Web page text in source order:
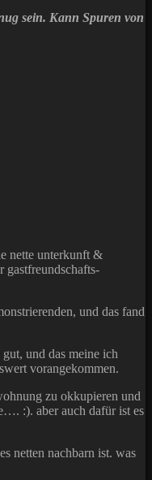
sein. Kann Spuren von
nette unterkunft &
gastfreundschafts-
und das fand
und das meine ich
vorangekommen.
zu okkupieren und
:). aber auch dafür ist es
netten nachbarn ist. was